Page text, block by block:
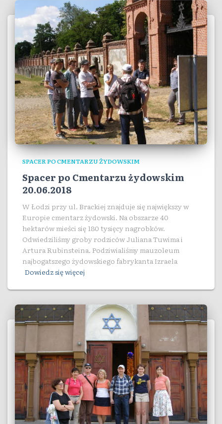
SPACER PO CMENTARZU ŻYDOWSKIM
Spacer po Cmentarzu żydowskim
20.06.2018
W Łodzi przy ul. Brackiej znajduje się największy w
Europie cmentarz żydowski. Na obszarze 40
hektarów mieści się 180 tysięcy nagrobków.
Odwiedziliśmy groby rodziców Juliana Tuwima i
Artura Rubinsteina. Podziwialiśmy mauzoleum
najbogatszego żydowskiego fabrykanta Izraela
Dowiedz się więcej